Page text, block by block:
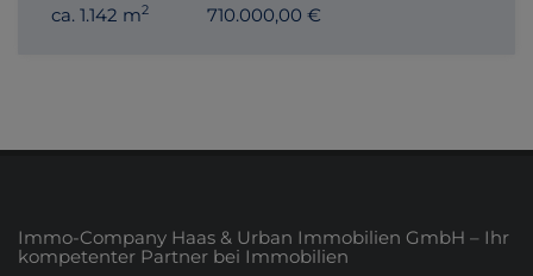
ca. 1.142 m2
710.000,00 €
Immo-Company Haas & Urban Immobilien GmbH – Ihr
kompetenter Partner bei Immobilien